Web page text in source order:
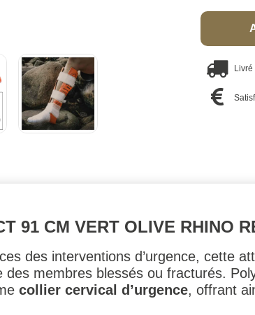
91 CM VERT OLIVE RHINO
des interventions d’urgence, cette
des membres blessés ou fracturés.
collier cervical d’urgence, offrant